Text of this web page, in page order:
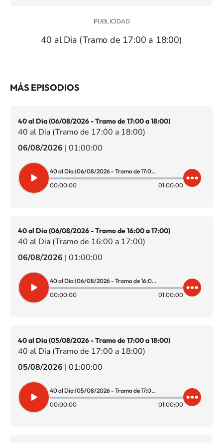
40 al Dia (Tramo de 17:00 a 18:00)
MÁS EPISODIOS
40 al Dia (06/08/2026 - Tramo de 17:00 a 18:00)
40 al Dia (Tramo de 17:00 a 18:00)
06/08/2026 | 01:00:00
40 al Dia (06/08/2026 - Tramo de 17:00 a 18:00)
00:00:00
01:00:00
40 al Dia (06/08/2026 - Tramo de 16:00 a 17:00)
40 al Dia (Tramo de 16:00 a 17:00)
06/08/2026 | 01:00:00
40 al Dia (06/08/2026 - Tramo de 16:00 a 17:00)
00:00:00
01:00:00
40 al Dia (05/08/2026 - Tramo de 17:00 a 18:00)
40 al Dia (Tramo de 17:00 a 18:00)
05/08/2026 | 01:00:00
40 al Dia (05/08/2026 - Tramo de 17:00 a 18:00)
00:00:00
01:00:00